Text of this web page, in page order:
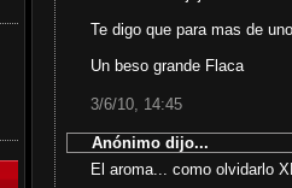
Te digo que para mas de
Un beso grande Flaca
3/6/10, 14:45
Anónimo dijo...
El aroma... como olvidarlo